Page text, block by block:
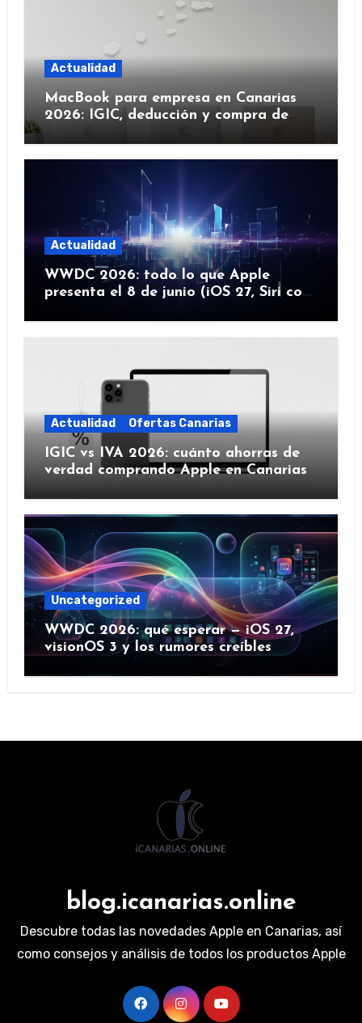
Actualidad
MacBook para empresa en Canarias
2026: IGIC, deducción y compra de
Actualidad
WWDC 2026: todo lo que Apple
presenta el 8 de junio (iOS 27, Siri con
Actualidad Ofertas Canarias
IGIC vs IVA 2026: cuánto ahorras de
verdad comprando Apple en Canarias
Uncategorized
WWDC 2026: qué esperar — iOS 27,
visionOS 3 y los rumores creíbles
blog.icanarias.online
Descubre todas las novedades Apple en Canarias, así
como consejos y análisis de todos los productos Apple